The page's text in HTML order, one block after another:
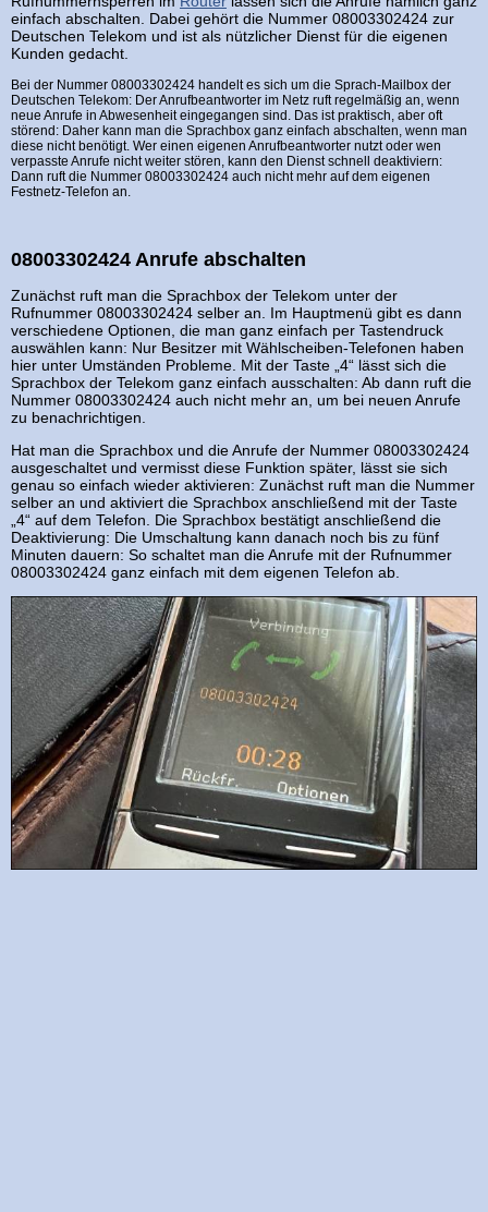
einfach abschalten. Dabei gehört die Nummer 08003302424 zur
Deutschen Telekom und ist als nützlicher Dienst für die eigenen
Kunden gedacht.
Bei der Nummer 08003302424 handelt es sich um die Sprach-Mailbox der
Deutschen Telekom: Der Anrufbeantworter im Netz ruft regelmäßig an, wenn
neue Anrufe in Abwesenheit eingegangen sind. Das ist praktisch, aber oft
störend: Daher kann man die Sprachbox ganz einfach abschalten, wenn man
diese nicht benötigt. Wer einen eigenen Anrufbeantworter nutzt oder wen
verpasste Anrufe nicht weiter stören, kann den Dienst schnell deaktiviern:
Dann ruft die Nummer 08003302424 auch nicht mehr auf dem eigenen
Festnetz-Telefon an.
08003302424 Anrufe abschalten
Zunächst ruft man die Sprachbox der Telekom unter der
Rufnummer 08003302424 selber an. Im Hauptmenü gibt es dann
verschiedene Optionen, die man ganz einfach per Tastendruck
auswählen kann: Nur Besitzer mit Wählscheiben-Telefonen haben
hier unter Umständen Probleme. Mit der Taste „4“ lässt sich die
Sprachbox der Telekom ganz einfach ausschalten: Ab dann ruft die
Nummer 08003302424 auch nicht mehr an, um bei neuen Anrufe
zu benachrichtigen.
Hat man die Sprachbox und die Anrufe der Nummer 08003302424
ausgeschaltet und vermisst diese Funktion später, lässt sie sich
genau so einfach wieder aktivieren: Zunächst ruft man die Nummer
selber an und aktiviert die Sprachbox anschließend mit der Taste
„4“ auf dem Telefon. Die Sprachbox bestätigt anschließend die
Deaktivierung: Die Umschaltung kann danach noch bis zu fünf
Minuten dauern: So schaltet man die Anrufe mit der Rufnummer
08003302424 ganz einfach mit dem eigenen Telefon ab.